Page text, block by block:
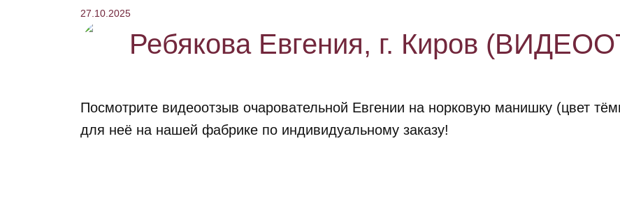
27.10.2025
Ребякова Евгения, г. Киров
Посмотрите видеоотзыв очаровательной Евгении на норковую манишку (цвет
для неё на нашей фабрике по индивидуальному заказу!